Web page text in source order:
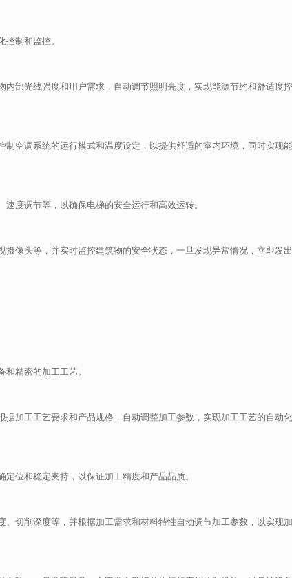
制和监控。
部光线强度和用户需求，自动调节照明亮度，实现能源节约和舒适度控
空调系统的运行模式和温度设定，以提供舒适的室内环境，同时实现能
度调节等，以确保电梯的安全运行和高效运转。
像头等，并实时监控建筑物的安全状态，一旦发现异常情况，立即发出
精密的加工工艺。
加工工艺要求和产品规格，自动调整加工参数，实现加工工艺的自动化
位和稳定夹持，以保证加工精度和产品品质。
切削深度等，并根据加工需求和材料特性自动调节加工参数，以实现加